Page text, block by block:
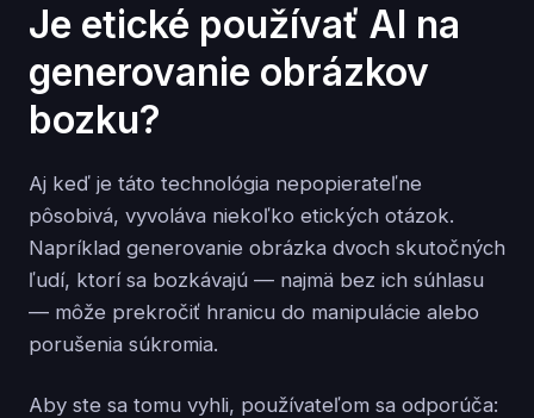
Je etické používať AI na
generovanie obrázkov
bozku?
Aj keď je táto technológia nepopierateľne
pôsobivá, vyvoláva niekoľko etických otázok.
Napríklad generovanie obrázka dvoch skutočných
ľudí, ktorí sa bozkávajú — najmä bez ich súhlasu
— môže prekročiť hranicu do manipulácie alebo
porušenia súkromia.
Aby ste sa tomu vyhli, používateľom sa odporúča: